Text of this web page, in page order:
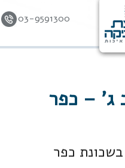
03-9591300
ג' – כפר
כפר